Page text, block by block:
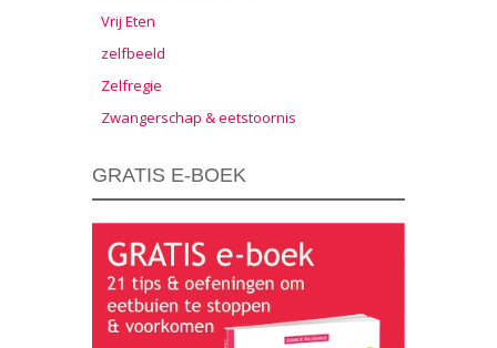
Vrij Eten
zelfbeeld
Zelfregie
Zwangerschap & eetstoornis
GRATIS E-BOEK